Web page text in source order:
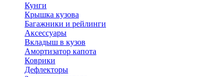
Кунги
Крышка кузова
Багажники и рейлинги
Аксессуары
Вкладыш в кузов
Амортизатор капота
Коврики
Дефлекторы